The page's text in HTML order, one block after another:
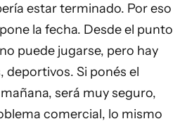
estar terminado. Por eso
la fecha. Desde el punto
puede jugarse, pero hay
deportivos. Si ponés el
será muy seguro,
comercial, lo mismo